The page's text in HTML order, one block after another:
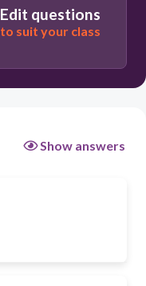
Edit questions
to suit your class
Show answers